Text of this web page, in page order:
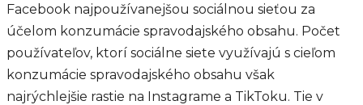
Facebook najpoužívanejšou sociálnou sieťou za
účelom konzumácie spravodajského obsahu. Počet
používateľov, ktorí sociálne siete využívajú s cieľom
konzumácie spravodajského obsahu však
najrýchlejšie rastie na Instagrame a TikToku. Tie v